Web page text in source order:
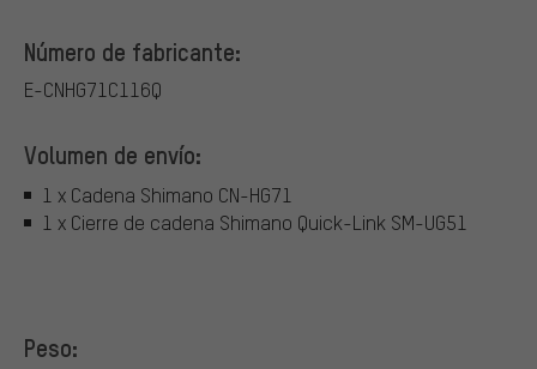
Número de fabricante:
E-CNHG71C116Q
Volumen de envío:
1 x Cadena Shimano CN-HG71
1 x Cierre de cadena Shimano Quick-Link SM-UG51
Peso: